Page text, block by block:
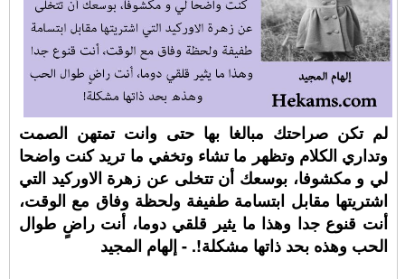
لم تكن صراحتك مبالغا بها حتى وانت تمتهن الصمت
وتداري الكلام وتظهر ما تشاء وتخفي ما تريد كنت واضحا
لي و مكشوفا، بوسعك أن تتخلى عن زهرة الاوركيد التي
اشتريتها مقابل ابتسامة طفيفة ولحظة وفاق مع الوقت،
أنت قنوع جدا وهذا ما يثير قلقي دوما، أنت راضٍ طوال
الحب وهذه بحد ذاتها مشكلة!. - إلهام المجيد